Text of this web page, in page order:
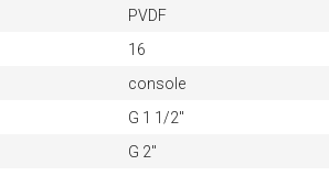
PVDF
16
console
G 1 1/2"
G 2"